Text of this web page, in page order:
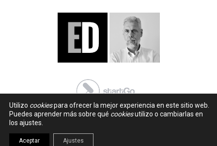
Utilizo cookiespara ofrecer la mejor experiencia en este sitio web.
Puedes aprender más sobre qué cookiesutilizo o cambiarlas en
los ajustes.
Aceptar Ajustes